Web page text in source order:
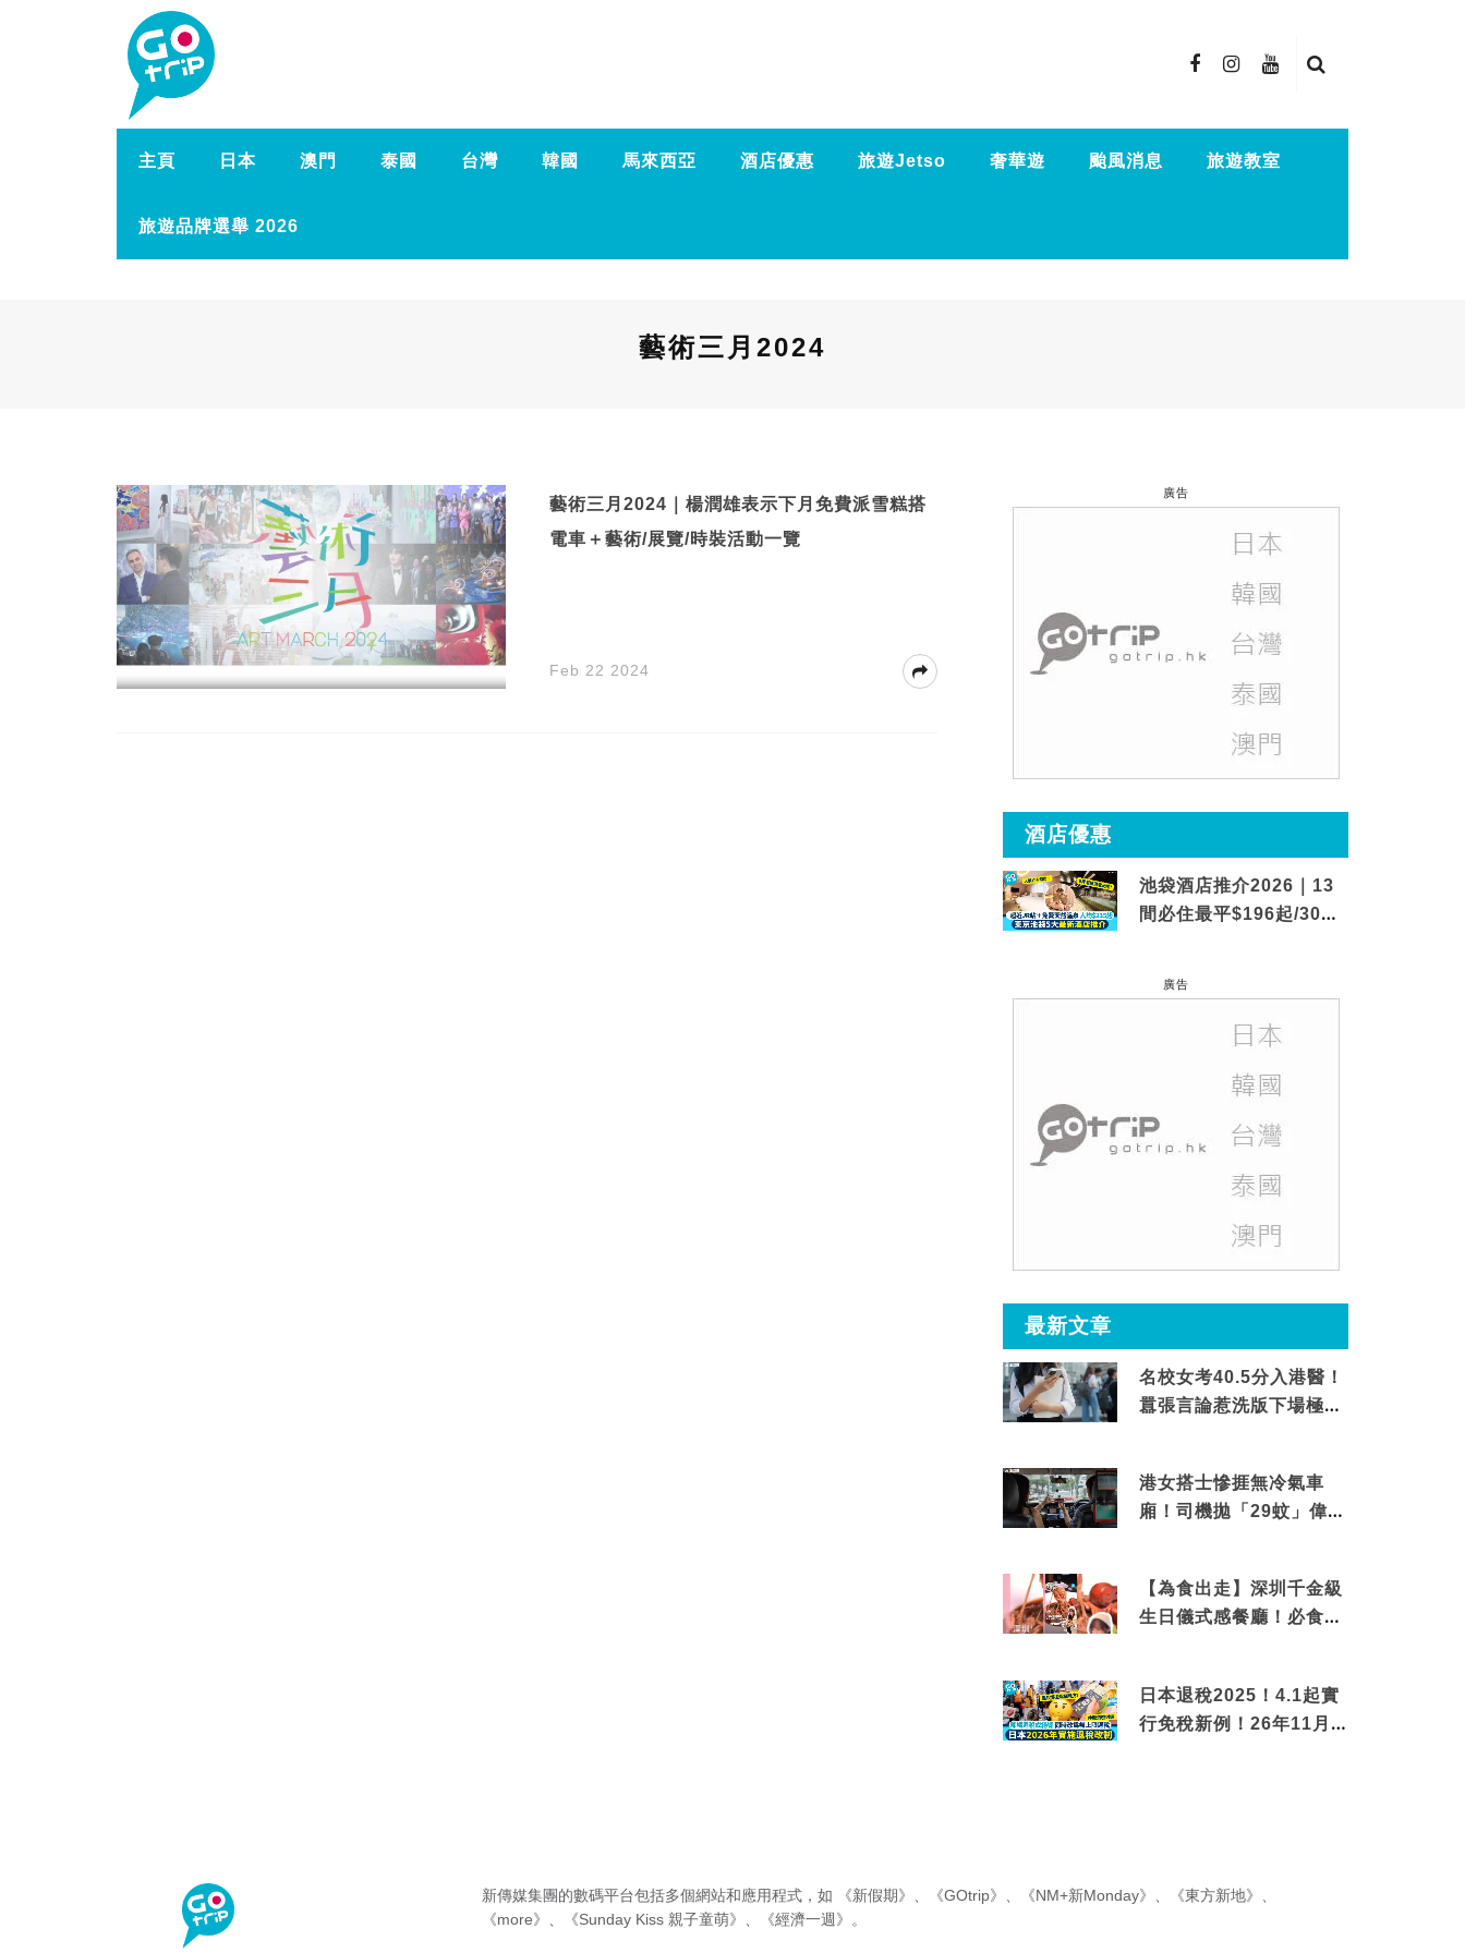
主頁 日本 澳門 泰國 台灣 韓國 馬來西亞 酒店優惠 旅遊Jetso 奢華遊 颱風消息 旅遊教室
旅遊品牌選舉 2026
藝術三月2024
藝術三月2024｜楊潤雄表示下月免費派雪糕搭
電車＋藝術/展覽/時裝活動一覽
Feb 22 2024
廣告
酒店優惠
池袋酒店推介2026｜13
間必住最平$196起/30秒
廣告
最新文章
名校女考40.5分入港醫！
囂張言論惹洗版下場極震
港女搭士慘捱無冷氣車
廂！司機拋「29蚊」偉論
【為食出走】深圳千金級
生日儀式感餐廳！必食失
日本退稅2025！4.1起實
行免稅新例！26年11月
新傳媒集團的數碼平台包括多個網站和應用程式，如 《新假期》 《GOtrip》 《NM+新Monday》 《東方新地》
《more》
《Sunday Kiss 親子童萌》 《經濟一週》 。